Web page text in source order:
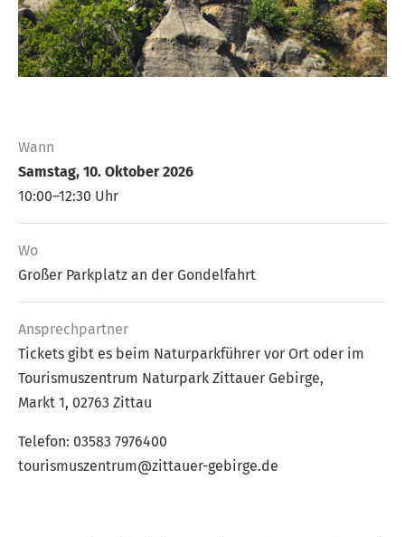
Wann
Samstag, 10. Oktober 2026
10:00–12:30 Uhr
Wo
Großer Parkplatz an der Gondelfahrt
Ansprech­partner
Tickets gibt es beim Naturparkführer vor Ort oder im
Tourismuszentrum Naturpark Zittauer Gebirge,
Markt 1, 02763 Zittau
Telefon: 03583 7976400
tourismuszentrum@zittauer-gebirge.de